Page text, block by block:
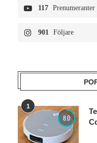
117 Prenumeranter
901 Följare
1
8.0